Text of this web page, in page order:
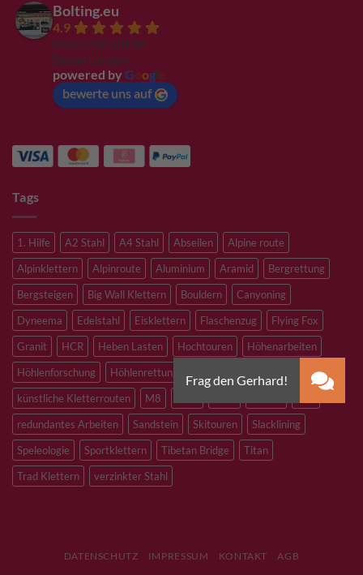
Bolting.eu
4.9
Basierend auf 94
Bewertungen
powered by G ogl
bewerte uns auf
Tags
1. Hilfe A2 Stahl A4 Stahl Abseilen
Alpine route
Alpinklettern
Alpinroute Aluminium Aramid
Bergrettung
Bergsteigen
Big Wall Klettern Bouldern
Canyoning
Dyneema
Edelstahl Eisklettern Flaschenzug
Flying Fox
Granit
HCR Heben Lasten Hochtouren
Höhenarbeiten
Höhlenforschung
Höhlenrettung
Kletterhalle
künstliche Kletterrouten
M8
redundantes Arbeiten
Sandstein Skitouren
Slacklining
Speleologie
Sportklettern Tibetan Bridge
Titan
Trad Klettern
verzinkter Stahl
DATENSCHUTZ IMPRESSUM KONTAKT AGB